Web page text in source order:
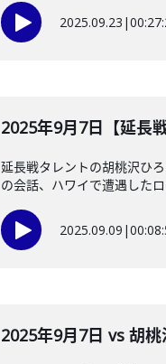
2025.09.23 |
2025年9月7日【延長
延長戦タレントの胡桃沢ひ
の会話、ハワイで遭遇した
2025.09.09 |
2025年9月7日 vs 胡桃